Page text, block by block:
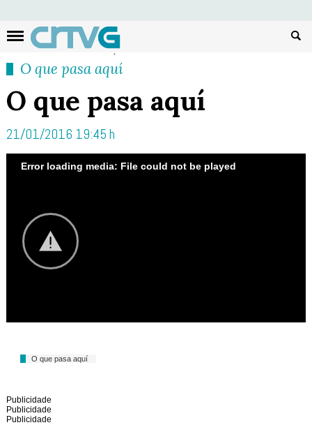
O que pasa aquí
O que pasa aquí
21/01/2016 19:45 h
Error loading media: File could not be played
O que pasa aquí
Publicidade
Publicidade
Publicidade